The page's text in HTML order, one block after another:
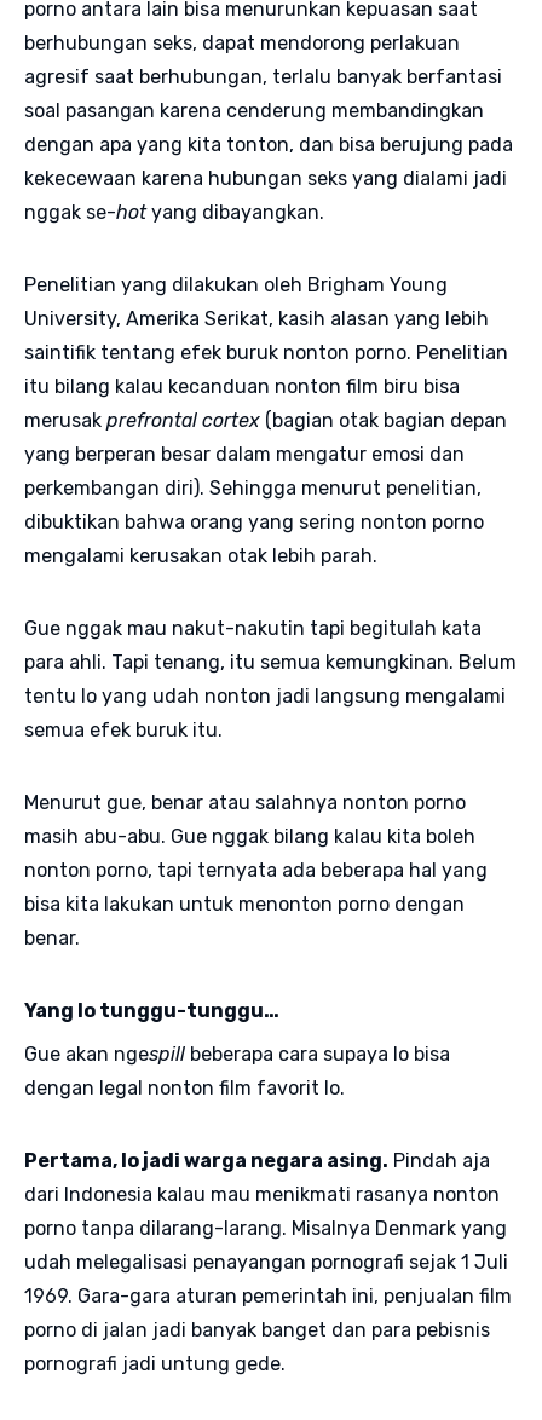
porno antara lain bisa menurunkan kepuasan saat
berhubungan seks, dapat mendorong perlakuan
agresif saat berhubungan, terlalu banyak berfantasi
soal pasangan karena cenderung membandingkan
dengan apa yang kita tonton, dan bisa berujung pada
kekecewaan karena hubungan seks yang dialami jadi
nggak se-hotyang dibayangkan.
Penelitian yang dilakukan oleh Brigham Young
University, Amerika Serikat, kasih alasan yang lebih
saintifik tentang efek buruk nonton porno. Penelitian
itu bilang kalau kecanduan nonton film biru bisa
merusak prefrontal cortex (bagian otak bagian depan
yang berperan besar dalam mengatur emosi dan
perkembangan diri). Sehingga menurut penelitian,
dibuktikan bahwa orang yang sering nonton porno
mengalami kerusakan otak lebih parah.
Gue nggak mau nakut-nakutin tapi begitulah kata
para ahli. Tapi tenang, itu semua kemungkinan. Belum
tentu lo yang udah nonton jadi langsung mengalami
semua efek buruk itu.
Menurut gue, benar atau salahnya nonton porno
masih abu-abu. Gue nggak bilang kalau kita boleh
nonton porno, tapi ternyata ada beberapa hal yang
bisa kita lakukan untuk menonton porno dengan
benar.
Yang lo tunggu-tunggu…
Gue akan ngespill beberapa cara supaya lo bisa
dengan legal nonton film favorit lo.
Pertama, lo jadi warga negara asing. Pindah aja
dari Indonesia kalau mau menikmati rasanya nonton
porno tanpa dilarang-larang. Misalnya Denmark yang
udah melegalisasi penayangan pornografi sejak 1 Juli
1969. Gara-gara aturan pemerintah ini, penjualan film
porno di jalan jadi banyak banget dan para pebisnis
pornografi jadi untung gede.